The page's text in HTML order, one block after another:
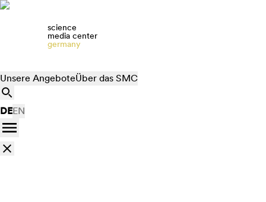
science
media center
germany
Unsere AngeboteÜber das SMC
DEEN